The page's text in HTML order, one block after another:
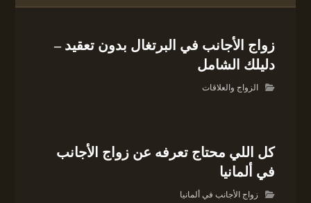
زواج الأجانب في البرتغال بدون تعقيد –
دليلك الشامل
الزواج والعلاقات
كل اللي محتاج تعرفه عن زواج الأجانب
في ألمانيا
زواج الأجانب في ألمانيا